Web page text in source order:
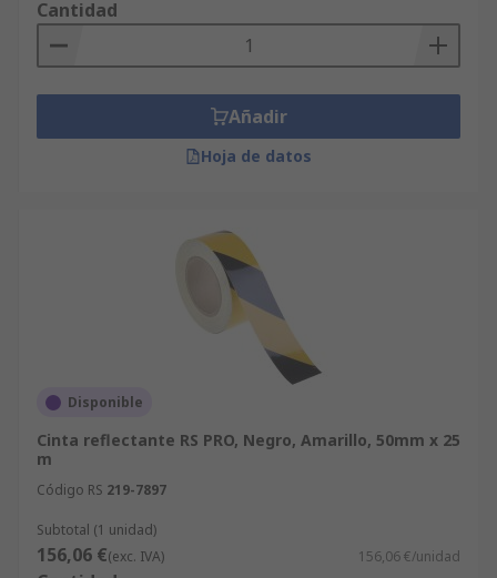
Cantidad
Añadir
Hoja de datos
Disponible
Cinta reflectante RS PRO, Negro, Amarillo, 50mm x 25
m
Código RS 219-7897
Subtotal (1 unidad)
156,06 €(exc. IVA) 156,06 €/unidad